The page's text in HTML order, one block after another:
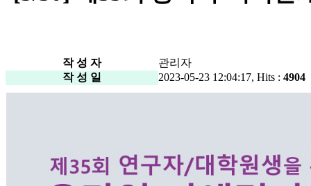
작 성 자
관리자
작 성 일
2023-05-23 12:04:17, Hits : 4904